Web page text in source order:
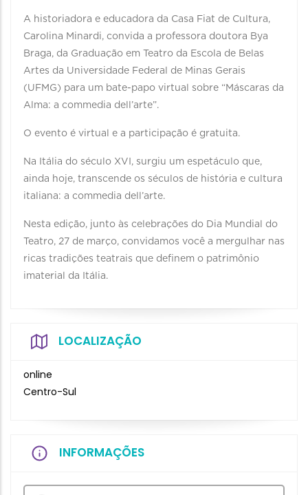
A historiadora e educadora da Casa Fiat de Cultura,
Carolina Minardi, convida a professora doutora Bya
Braga, da Graduação em Teatro da Escola de Belas
Artes da Universidade Federal de Minas Gerais
(UFMG) para um bate-papo virtual sobre “Máscaras da
Alma: a commedia dell’arte”.
O evento é virtual e a participação é gratuita.
Na Itália do século XVI, surgiu um espetáculo que,
ainda hoje, transcende os séculos de história e cultura
italiana: a commedia dell’arte.
Nesta edição, junto às celebrações do Dia Mundial do
Teatro, 27 de março, convidamos você a mergulhar nas
ricas tradições teatrais que definem o patrimônio
imaterial da Itália.
LOCALIZAÇÃO
online
Centro-Sul
INFORMAÇÕES